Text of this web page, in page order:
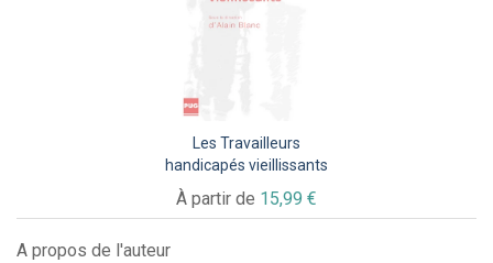
Les Travailleurs
handicapés vieillissants
À partir de 15,99 €
A propos de l'auteur